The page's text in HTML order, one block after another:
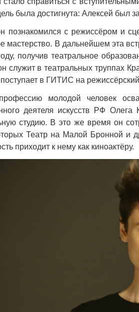
была достигнута: Алексей был
познакомился с режиссёром и
мастерство. В дальнейшем эта
получив театральное
служит в театральных труппах
поступает в ГИТИС на режиссёрский
молодой человек
деятеля искусств РФ
студию. В это же время он
Театр на Малой Бронной и
приходит к нему как киноактёру.